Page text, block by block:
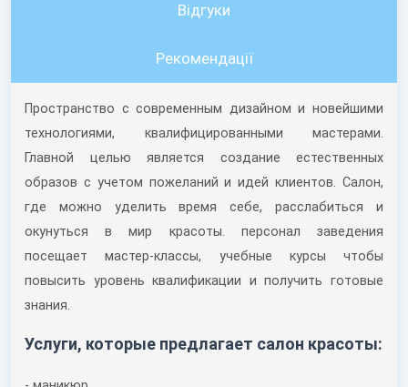
Вiдгуки
Рекомендації
Пространство с современным дизайном и новейшими
технологиями, квалифицированными мастерами.
Главной целью является создание естественных
образов с учетом пожеланий и идей клиентов. Салон,
где можно уделить время себе, расслабиться и
окунуться в мир красоты. персонал заведения
посещает мастер-классы, учебные курсы чтобы
повысить уровень квалификации и получить готовые
знания.
Услуги, которые предлагает салон красоты: